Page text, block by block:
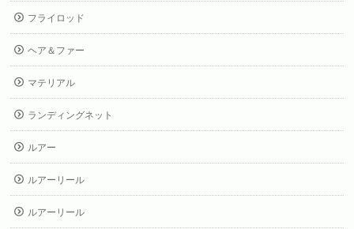
フライロッド
ヘア＆ファー
マテリアル
ランディングネット
ルアー
ルアーリール
ルアーリール